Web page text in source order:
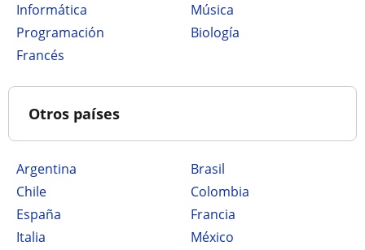
Informática
Música
Programación
Biología
Francés
Otros países
Argentina
Brasil
Chile
Colombia
España
Francia
Italia
México